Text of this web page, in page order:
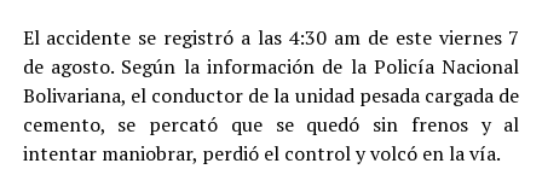
El accidente se registró a las 4:30 am de este viernes 7
de agosto. Según la información de la Policía Nacional
Bolivariana, el conductor de la unidad pesada cargada de
cemento, se percató que se quedó sin frenos y al
intentar maniobrar, perdió el control y volcó en la vía.